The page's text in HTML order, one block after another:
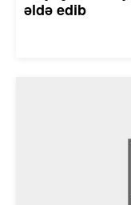
əldə edib